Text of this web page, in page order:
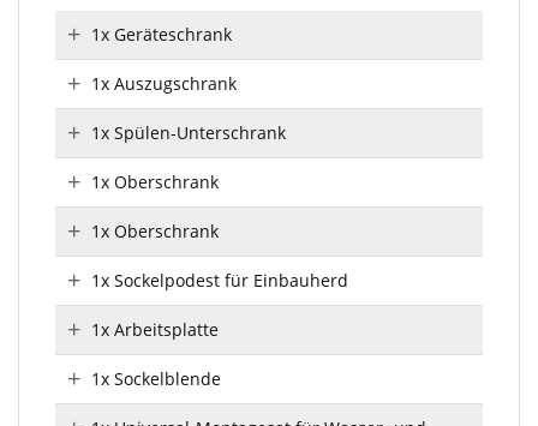
1x Geräteschrank
1x Auszugschrank
1x Spülen-Unterschrank
1x Oberschrank
1x Oberschrank
1x Sockelpodest für Einbauherd
1x Arbeitsplatte
1x Sockelblende